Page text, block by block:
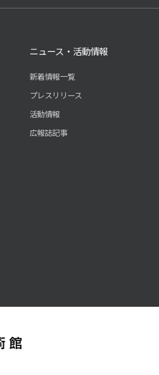
ニュース・活動情報
新着情報一覧
プレスリリース
活動情報
広報誌記事